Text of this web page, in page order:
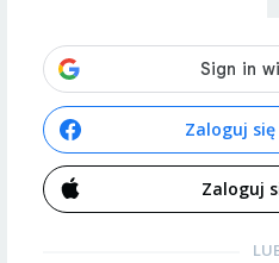
Zaloguj
Zaloguj